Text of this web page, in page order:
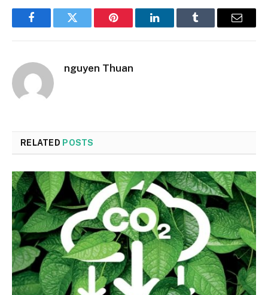
FacebookTwitter Pinterest LinkedInTumblr Email
nguyen Thuan
RELATED POSTS